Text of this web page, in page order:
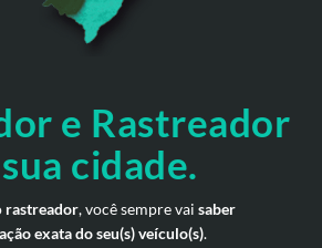
e Rastreador
sua cidade.
rastreador, você sempre vai saber
exata do seu(s) veículo(s).